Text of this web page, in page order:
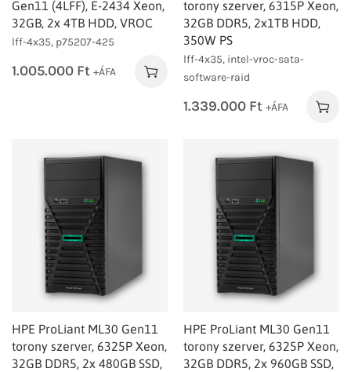
Gen11 (4LFF), E-2434 Xeon,
32GB, 2x 4TB HDD, VROC
lff-4x35, p75207-425
1.005.000 Ft +ÁFA
torony szerver, 6315P Xeon,
32GB DDR5, 2x1TB HDD,
350W PS
lff-4x35, intel-vroc-sata-
software-raid
1.339.000 Ft +ÁFA
HPE ProLiant ML30 Gen11
torony szerver, 6325P Xeon,
32GB DDR5, 2x 480GB SSD,
HPE ProLiant ML30 Gen11
torony szerver, 6325P Xeon,
32GB DDR5, 2x 960GB SSD,